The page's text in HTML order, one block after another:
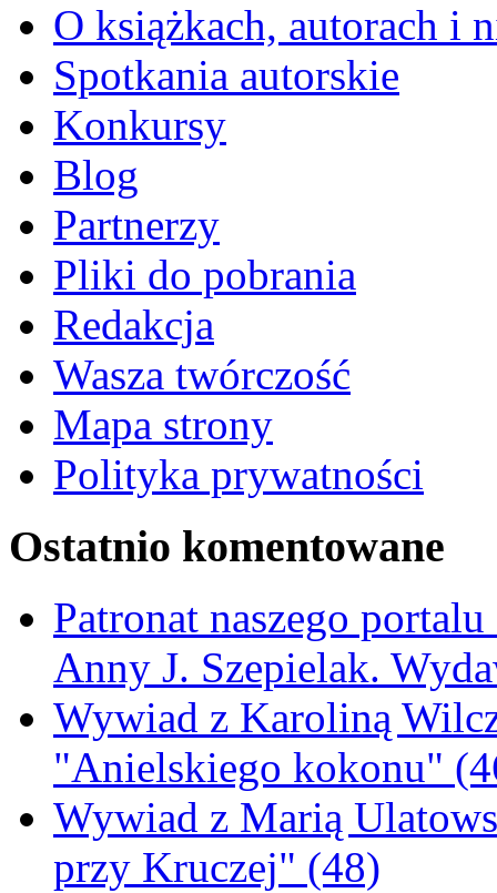
O książkach, autorach i
Spotkania autorskie
Konkursy
Blog
Partnerzy
Pliki do pobrania
Redakcja
Wasza twórczość
Mapa strony
Polityka prywatności
Ostatnio komentowane
Patronat naszego
Anny J. Szepielak.
Wywiad z Karoliną
"Anielskiego kokonu"
Wywiad z Marią
przy Kruczej" (48)